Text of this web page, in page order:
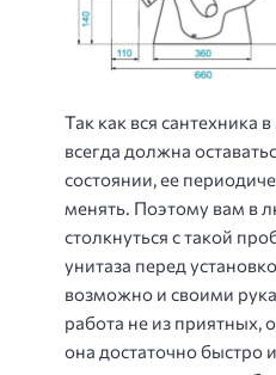
Так как вся сантехника
всегда должна
состоянии, ее
менять. Поэтому вам в
столкнуться с такой
унитаза перед
возможно и своими
работа не из приятных,
она достаточно быстро